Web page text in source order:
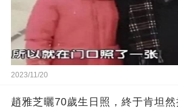
2023/11/20
趙雅芝曬70歲生日照，終于肯坦